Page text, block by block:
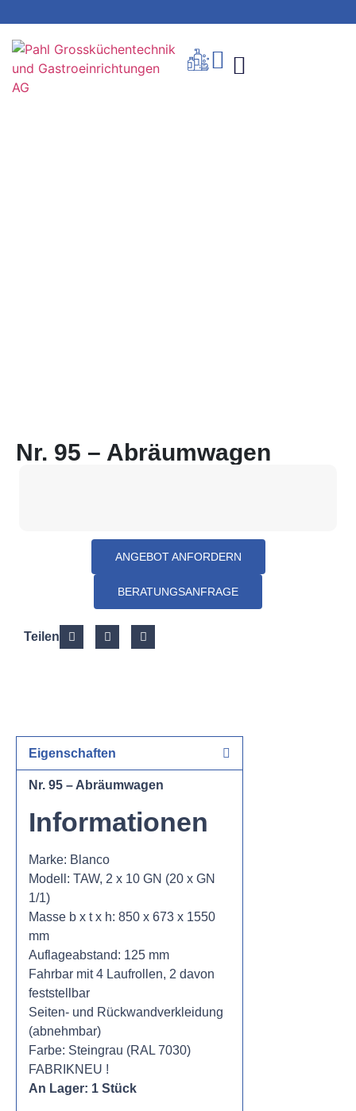
Nr. 95 – Abräumwagen
ANGEBOT ANFORDERN
BERATUNGSANFRAGE
Teilen
Eigenschaften
Nr. 95 – Abräumwagen
Informationen
Marke: Blanco
Modell: TAW, 2 x 10 GN (20 x GN
1/1)
Masse b x t x h: 850 x 673 x 1550
mm
Auflageabstand: 125 mm
Fahrbar mit 4 Laufrollen, 2 davon
feststellbar
Seiten- und Rückwandverkleidung
(abnehmbar)
Farbe: Steingrau (RAL 7030)
FABRIKNEU !
An Lager: 1 Stück